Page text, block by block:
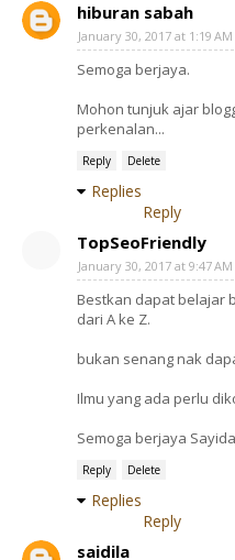
hiburan sabah
January 30, 2017 at 1:19 AM
Semoga berjaya.
Mohon tunjuk ajar
perkenalan...
Reply Delete
Replies
Reply
TopSeoFriendly
January 30, 2017 at 9:47 AM
Bestkan dapat belajar
dari A ke Z.
bukan senang nak
Ilmu yang ada perlu
Semoga berjaya
Reply Delete
Replies
Reply
saidila